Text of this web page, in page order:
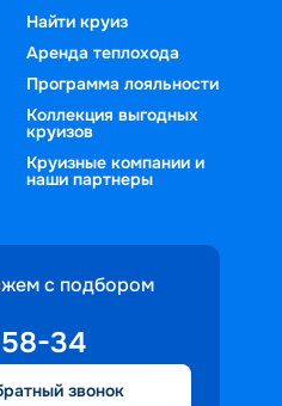
влюбленных
туристов,
знаний о новых
компаний
еще очень
подготовленные
помогут
и
Найти круиз
Аренда теплохода
Программа лояльности
Коллекция выгодных
круизов
Круизные компании и
наши партнеры
с подбором
34
звонок